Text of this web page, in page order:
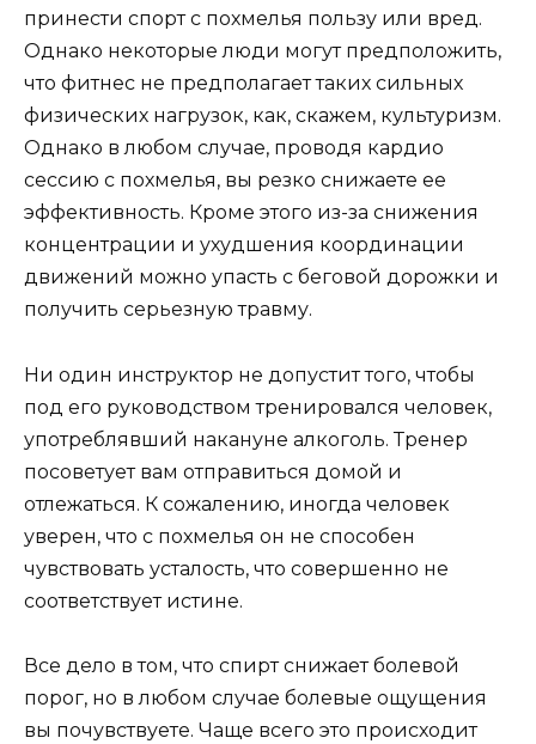
принести спорт с похмелья пользу или вред.
Однако некоторые люди могут предположить,
что фитнес не предполагает таких сильных
физических нагрузок, как, скажем, культуризм.
Однако в любом случае, проводя кардио
сессию с похмелья, вы резко снижаете ее
эффективность. Кроме этого из-за снижения
концентрации и ухудшения координации
движений можно упасть с беговой дорожки и
получить серьезную травму.
Ни один инструктор не допустит того, чтобы
под его руководством тренировался человек,
употреблявший накануне алкоголь. Тренер
посоветует вам отправиться домой и
отлежаться. К сожалению, иногда человек
уверен, что с похмелья он не способен
чувствовать усталость, что совершенно не
соответствует истине.
Все дело в том, что спирт снижает болевой
порог, но в любом случае болевые ощущения
вы почувствуете. Чаще всего это происходит